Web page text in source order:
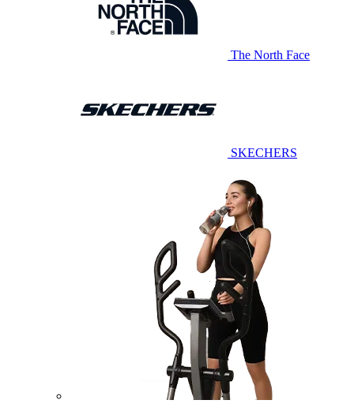
The North Face
SKECHERS